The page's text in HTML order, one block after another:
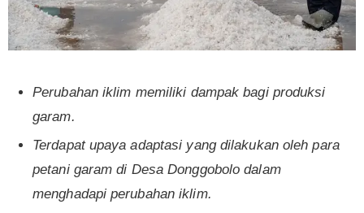
Perubahan iklim memiliki dampak bagi produksi
garam.
Terdapat upaya adaptasi yang dilakukan oleh para
petani garam di Desa Donggobolo dalam
menghadapi perubahan iklim.